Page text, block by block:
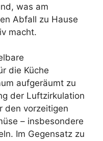
was am
Abfall zu Hause
macht.
die Küche
aufgeräumt zu
der Luftzirkulation
den vorzeitigen
– insbesondere
Im Gegensatz zu